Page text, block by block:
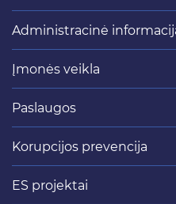
Administracinė
Įmonės veikla
Paslaugos
Korupcijos prevencija
ES projektai